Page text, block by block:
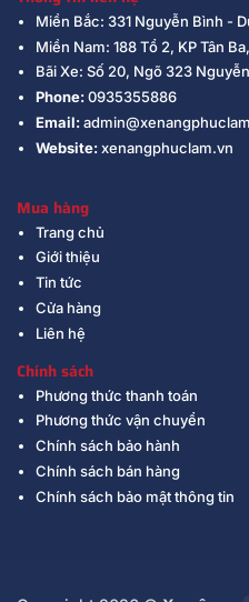
Miền Bắc: 331 Nguyễn Bình -
Miền Nam: 188 Tổ 2, KP Tân
Bãi Xe: Số 20, Ngõ 323
Phone:0935355886
Email:
Website:xenangphuclam.vn
Mua hàng
Trang chủ
Giới thiệu
Tin tức
Cửa hàng
Liên hệ
Chính sách
Phương thức thanh toán
Phương thức vận chuyển
Chính sách bảo hành
Chính sách bán hàng
Chính sách bảo mật thông tin